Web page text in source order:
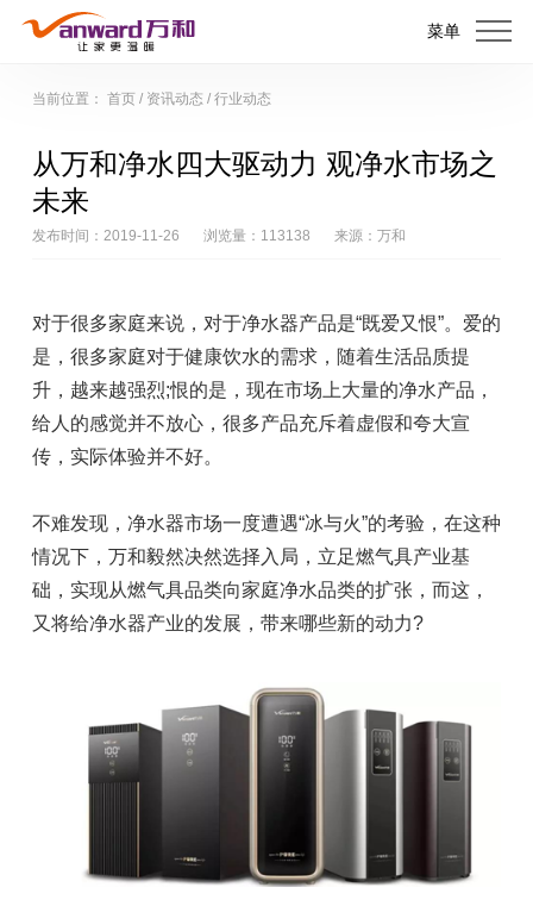
菜单
当前位置： 首页/ 资讯动态 / 行业动态
从万和净水四大驱动力 观净水市场之
未来
发布时间：2019-11-26 浏览量：113138 来源：万和
对于很多家庭来说，对于净水器产品是“既爱又恨”。爱的
是，很多家庭对于健康饮水的需求，随着生活品质提
升，越来越强烈;恨的是，现在市场上大量的净水产品，
给人的感觉并不放心，很多产品充斥着虚假和夸大宣
传，实际体验并不好。
不难发现，净水器市场一度遭遇“冰与火”的考验，在这种
情况下，万和毅然决然选择入局，立足燃气具产业基
础，实现从燃气具品类向家庭净水品类的扩张，而这，
又将给净水器产业的发展，带来哪些新的动力?